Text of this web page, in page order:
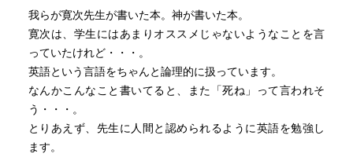
何、っていう話。「アングル人とはユトランド(Jutland)半
島の付け根に住んでいた民族の総称で、その居住地域がシ
と称される。一説では漁業で生計をたてていたので、つま
り、angle（釣りをする）からアングル族になったともい
に住んでいたゲルマン人のことであるが、彼等は戦いに秀
我らが寛次先生が書いた本。神が書いた本。
寛次は、学生にはあまりオススメじゃないようなことを言
っていたけれど・・・。
英語という言語をちゃんと論理的に扱っています。
なんかこんなこと書いてると、また「死ね」って言われそ
う・・・。
とりあえず、先生に人間と認められるように英語を勉強し
ます。